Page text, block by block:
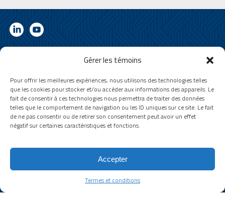
Gérer les témoins
Pour offrir les meilleures expériences, nous utilisons des technologies telles
que les cookies pour stocker et/ou accéder aux informations des appareils. Le
fait de consentir à ces technologies nous permettra de traiter des données
telles que le comportement de navigation ou les ID uniques sur ce site. Le fait
de ne pas consentir ou de retirer son consentement peut avoir un effet
négatif sur certaines caractéristiques et fonctions.
Accepter
Termes et conditions
Abonnez-vous à notre bulletin d’information
Apprenez-en plus sur OPTEL, nos prochains événements et nos
dernières nouvelles !
* Veuillez noter que l’infolettre ainsi que nos vidéos sont uniquement en
anglais.